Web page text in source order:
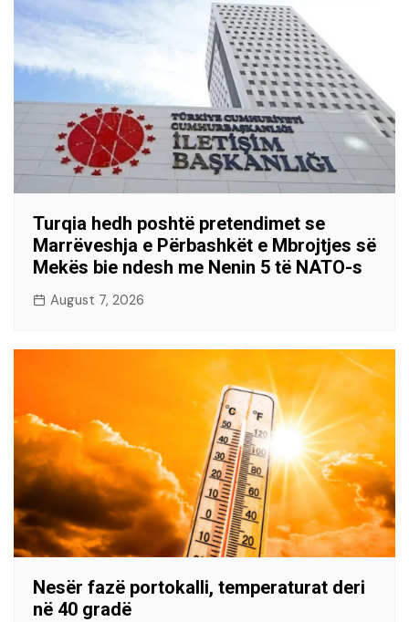
Turqia hedh poshtë pretendimet se
Marrëveshja e Përbashkët e Mbrojtjes së
Mekës bie ndesh me Nenin 5 të NATO-s
August 7, 2026
Nesër fazë portokalli, temperaturat deri
në 40 gradë